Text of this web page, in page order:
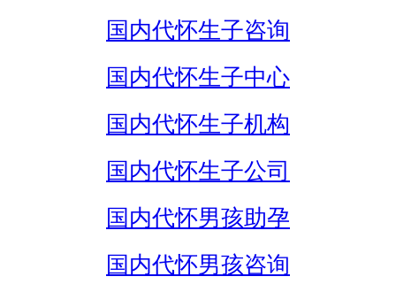
国内代怀生子咨询
国内代怀生子中心
国内代怀生子机构
国内代怀生子公司
国内代怀男孩助孕
国内代怀男孩咨询